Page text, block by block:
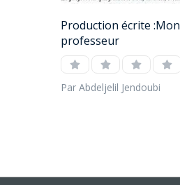
Production écrite :Mon
professeur
Par Abdeljelil Jendoubi